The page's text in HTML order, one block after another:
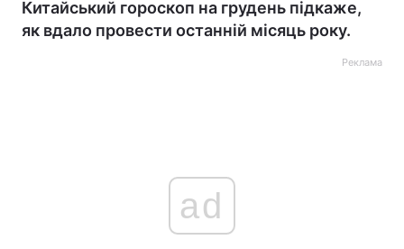
Китайський гороскоп на грудень підкаже,
як вдало провести останній місяць року.
Реклама
ad